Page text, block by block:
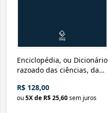
Enciclopédia, ou Dicionário
razoado das ciências, das
Civilização material
R$ 128,00
ou5X de R$ 25,60sem juros